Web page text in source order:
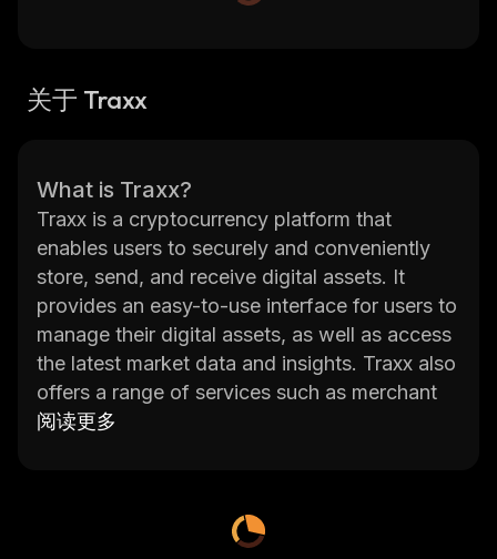
关于 Traxx
What is Traxx?
Traxx is a cryptocurrency platform that
enables users to securely and conveniently
store, send, and receive digital assets. It
provides an easy-to-use interface for users to
manage their digital assets, as well as access
the latest market data and insights. Traxx also
offers a range of services such as merchant
solutions, asset management, and trading
The Traxx platform was designed with
阅读更多